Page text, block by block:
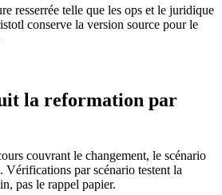
resserrée telle que les ops et le juridique
conserve la version source pour le
la reformation par
couvrant le changement, le scénario
Vérifications par scénario testent la
pas le rappel papier.